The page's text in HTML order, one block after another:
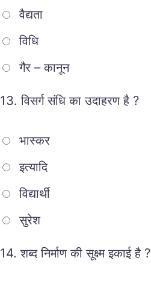
वैद्यता
विधि
गैर – कानून
13.विसर्ग संधि का उदाहरण है ?
भास्कर
इत्यादि
विद्यार्थी
सुरेश
14.शब्द निर्माण की सूक्ष्म इकाई है ?